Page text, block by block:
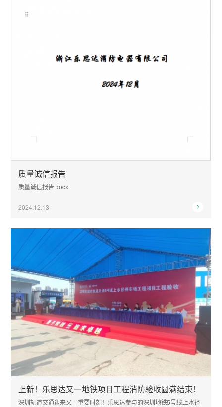
质量诚信报告
质量诚信报告.docx
2024.12.13
上新！乐思达又一地铁项目工程消防验收圆满结束！
深圳轨道交通迎来又一重要时刻！乐思达参与的深圳地铁5号线上水径